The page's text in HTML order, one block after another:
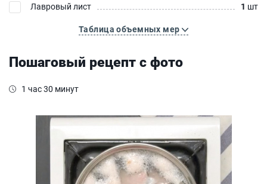
Лавровый лист
1 шт
Таблица объемных мер
Пошаговый рецепт с фото
1 час 30 минут